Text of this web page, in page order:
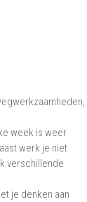
week is weer
werk je niet
verschillende
je denken aan